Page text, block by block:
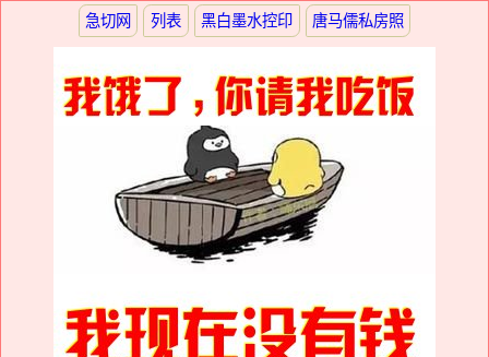
急切网 列表 黑白墨水控印 唐马儒私房照